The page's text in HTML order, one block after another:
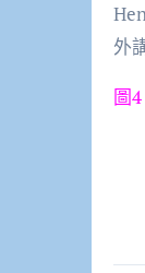
外
圖